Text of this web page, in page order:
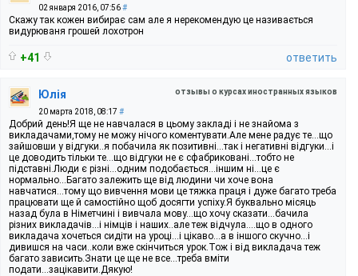
02 января 2016, 07:56#
Скажу так кожен вибирає сам але я нерекомендую це називається
видурюваня грошей лохотрон
+41 ответить
отзывы о курсах иностранных языков
Юлія
20 марта 2018, 08:17 #
Добрий день!Я ще не навчалася в цьому закладі і не знайома з
викладачами,тому не можу нічого коментувати.Але мене радує те...що
зайшовши у відгуки..я побачила як позитивні...так і негативні відгуки...і
це доводить тільки те...що відгуки не є сфабриковані...тобто не
підставні.Люди є різні...одним подобається...іншим ні...це є
нормально...Багато залежить ще від людини чи хоче вона
навчатися...тому що вивчення мови це тяжка праця і дуже багато треба
працювати ще й самостійно щоб досягти успіху.Я буквально місяць
назад була в Німетчині і вивчала мову...що хочу сказати...бачила
різних викладачів...і німців і наших..але теж відчула....що в одного
викладача хочеться сидіти на уроці...і цікаво...а в іншого скучно...і
дивишся на часи..коли вже скінчиться урок.Тож і від викладача теж
багато зависить.Знати це ще не все...треба вміти
подати...зацікавити.Дякую!